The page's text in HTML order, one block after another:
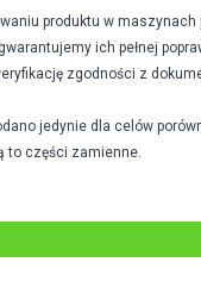
produktu w maszynach
ich pełnej
zgodności z
jedynie dla celów
to części zamienne.